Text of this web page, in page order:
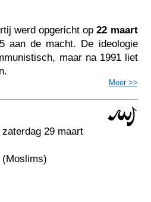
werd opgericht op22 maart
aan de macht. De ideologie
maar na 1991 liet
Meer >>
29 maart
(Moslims)